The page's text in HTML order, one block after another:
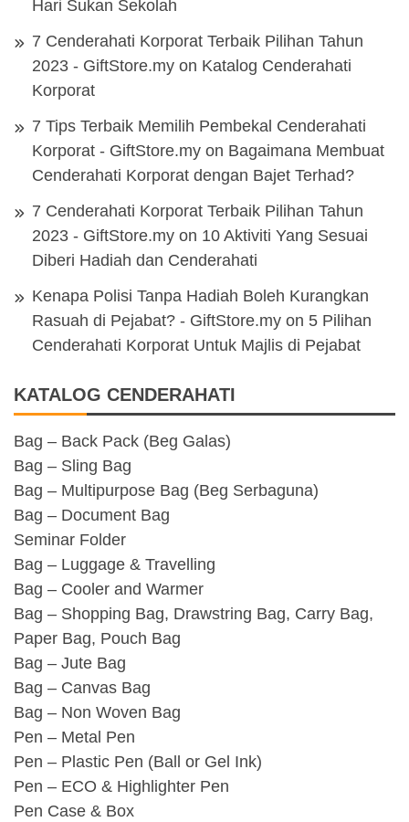
Hari Sukan Sekolah
7 Cenderahati Korporat Terbaik Pilihan Tahun
2023 - GiftStore.my on Katalog Cenderahati
Korporat
7 Tips Terbaik Memilih Pembekal Cenderahati
Korporat - GiftStore.my on Bagaimana Membuat
Cenderahati Korporat dengan Bajet Terhad?
7 Cenderahati Korporat Terbaik Pilihan Tahun
2023 - GiftStore.my on 10 Aktiviti Yang Sesuai
Diberi Hadiah dan Cenderahati
Kenapa Polisi Tanpa Hadiah Boleh Kurangkan
Rasuah di Pejabat? - GiftStore.my on 5 Pilihan
Cenderahati Korporat Untuk Majlis di Pejabat
KATALOG CENDERAHATI
Bag – Back Pack (Beg Galas)
Bag – Sling Bag
Bag – Multipurpose Bag (Beg Serbaguna)
Bag – Document Bag
Seminar Folder
Bag – Luggage & Travelling
Bag – Cooler and Warmer
Bag – Shopping Bag, Drawstring Bag, Carry Bag,
Paper Bag, Pouch Bag
Bag – Jute Bag
Bag – Canvas Bag
Bag – Non Woven Bag
Pen – Metal Pen
Pen – Plastic Pen (Ball or Gel Ink)
Pen – ECO & Highlighter Pen
Pen Case & Box